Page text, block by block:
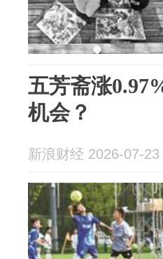
五芳斋涨
机会？
新浪财经 2026-07-23